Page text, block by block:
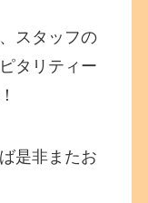
スタッフの
タリティー
是非またお